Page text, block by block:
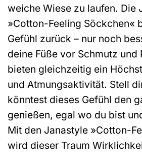
weiche Wiese zu laufen. Die
»Cotton-Feeling Söckchen«
Gefühl zurück – nur noch
deine Füße vor Schmutz und
bieten gleichzeitig ein
und Atmungsaktivität. Stell
könntest dieses Gefühl den
genießen, egal wo du bist
Mit den Janastyle »Cotton-
wird dieser Traum